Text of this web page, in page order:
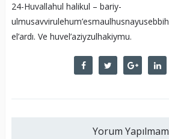
24-Huvallahul halikul – bariy-
el’ardı. Ve huvel’aziyzulhakiymu.
Yorum